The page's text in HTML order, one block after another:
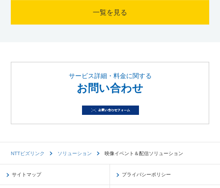
一覧を見る
サービス詳細・料金に関する
お問い合わせ
NTTビズリンク ソリューション 映像イベント＆配信ソリューション
サイトマップ プライバシーポリシー